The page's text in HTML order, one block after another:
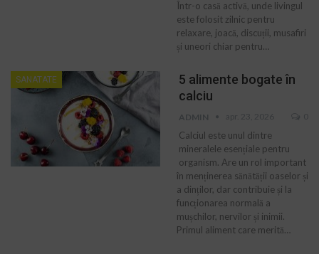
Într-o casă activă, unde livingul
este folosit zilnic pentru
relaxare, joacă, discuții, musafiri
și uneori chiar pentru…
SANATATE
5 alimente bogate în
calciu
ADMIN apr. 23, 2026 0
Calciul este unul dintre
mineralele esențiale pentru
organism. Are un rol important
în menținerea sănătății oaselor și
a dinților, dar contribuie și la
funcționarea normală a
mușchilor, nervilor și inimii.
Primul aliment care merită…